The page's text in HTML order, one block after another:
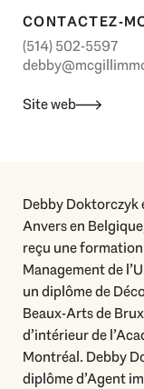
CONTACTEZ-
(514) 502-5597
Site web
Debby Doktorczyk
Anvers en
reçu une
Management de
un diplôme de
Beaux-Arts de
d’intérieur de
Montréal. Debby
diplôme d’Agent